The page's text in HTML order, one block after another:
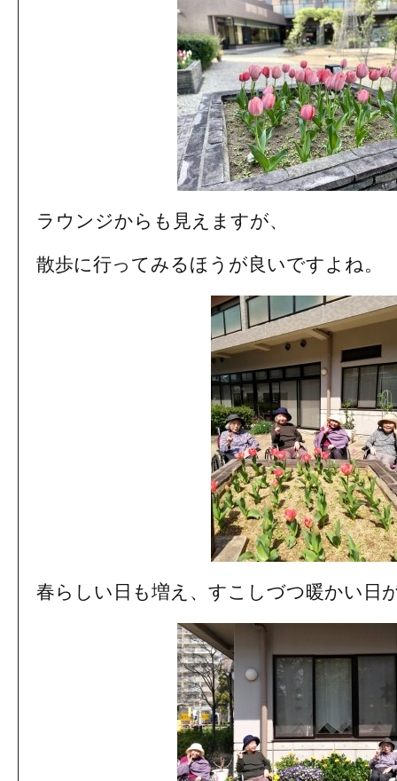
ラウンジからも見えますが、
散歩に行ってみるほうが良いですよね。
春らしい日も増え、すこしづつ暖かい日